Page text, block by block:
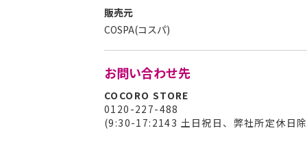
販売元
COSPA(コスパ)
お問い合わせ先
COCORO STORE
0120-227-488
(9:30-17:2143 土日祝日、弊社所定休日